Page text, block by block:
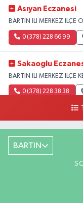
Asıyan Eczanesi
BARTIN ILI MERKEZ ILÇE
0 (378) 228 66 99
Sakaoglu
BARTIN ILI MERKEZ ILÇE
0 (378) 228 38 38
BARTIN